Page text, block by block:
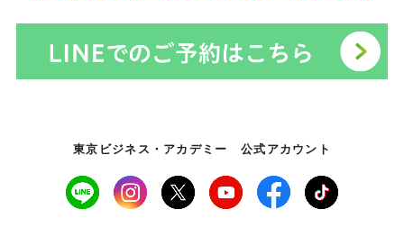
東京ビジネス・アカデミー 公式アカウント